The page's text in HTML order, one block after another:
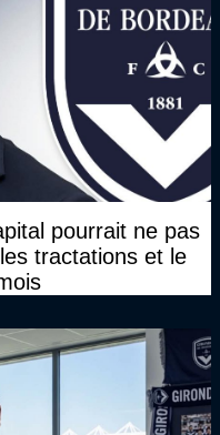
pourrait ne pas
tractations et le